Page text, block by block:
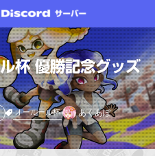
杯 優勝記念グッズ
オールール杯 あくあぽ